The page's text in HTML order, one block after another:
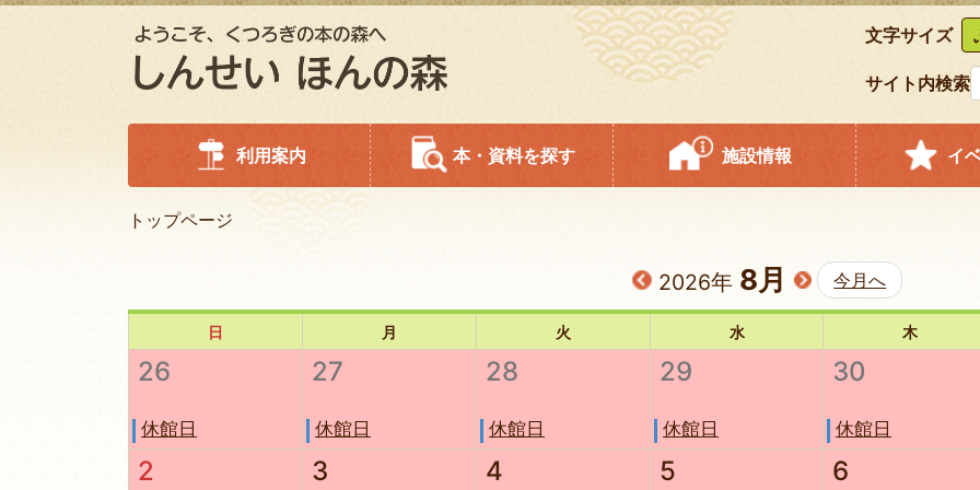
文字サイズ
サイト内検索
利用案内 本・資料を探す 施設情報 イ
トップページ
2026年 8月 今月へ
日 月 火 水 木
26
休館日
27
休館日
28
休館日
29
休館日
30
休館日
2 3 4 5 6